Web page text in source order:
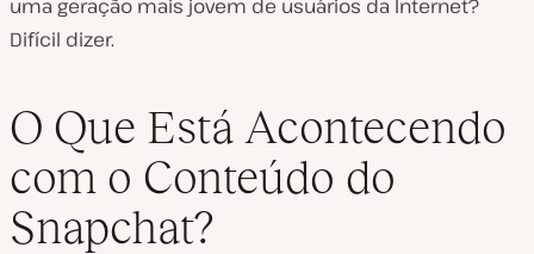
uma geração mais jovem de usuários da Internet?
Difícil dizer.
O Que Está Acontecendo
com o Conteúdo do
Snapchat?